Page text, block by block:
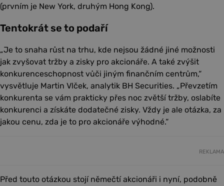
(prvním je New York, druhým Hong Kong).
Tentokrát se to podaří
„Je to snaha růst na trhu, kde nejsou žádné jiné možnosti
jak zvyšovat tržby a zisky pro akcionáře. A také zvýšit
konkurenceschopnost vůči jiným finančním centrům,“
vysvětluje Martin Vlček, analytik BH Securities. „Převzetím
konkurenta se vám prakticky přes noc zvětší tržby, oslabíte
konkurenci a získáte dodatečné zisky. Vždy je ale otázka, za
jakou cenu, zda je to pro akcionáře výhodné.“
REKLAMA
Před touto otázkou stojí němečtí akcionáři i nyní, podobně